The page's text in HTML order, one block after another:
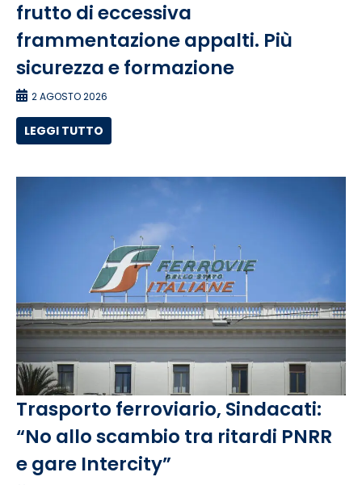
frutto di eccessiva
frammentazione appalti. Più
sicurezza e formazione
2 AGOSTO 2026
LEGGI TUTTO
Trasporto ferroviario, Sindacati:
“No allo scambio tra ritardi PNRR
e gare Intercity”